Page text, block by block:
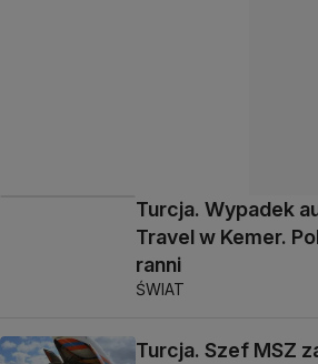
Turcja. Wypadek
Travel w Kemer.
ranni
ŚWIAT
Turcja. Szef MSZ